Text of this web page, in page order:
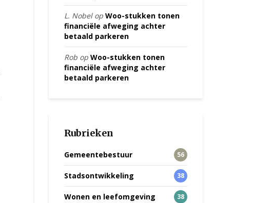
L. Nobelop Woo-stukken tonen
financiële afweging achter
betaald parkeren
Rob op Woo-stukken tonen
financiële afweging achter
betaald parkeren
Rubrieken
Gemeentebestuur 56
Stadsontwikkeling 38
Wonen en leefomgeving 38